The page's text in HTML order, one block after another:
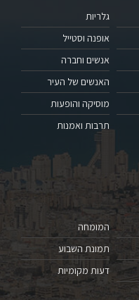
גלריות
אופנה וסטייל
אנשים וחברה
האנשים של העיר
מוסיקה והופעות
תרבות ואמנות
המומחה
תמונת השבוע
דעות מקומיות